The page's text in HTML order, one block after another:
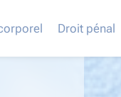
Droit pénal